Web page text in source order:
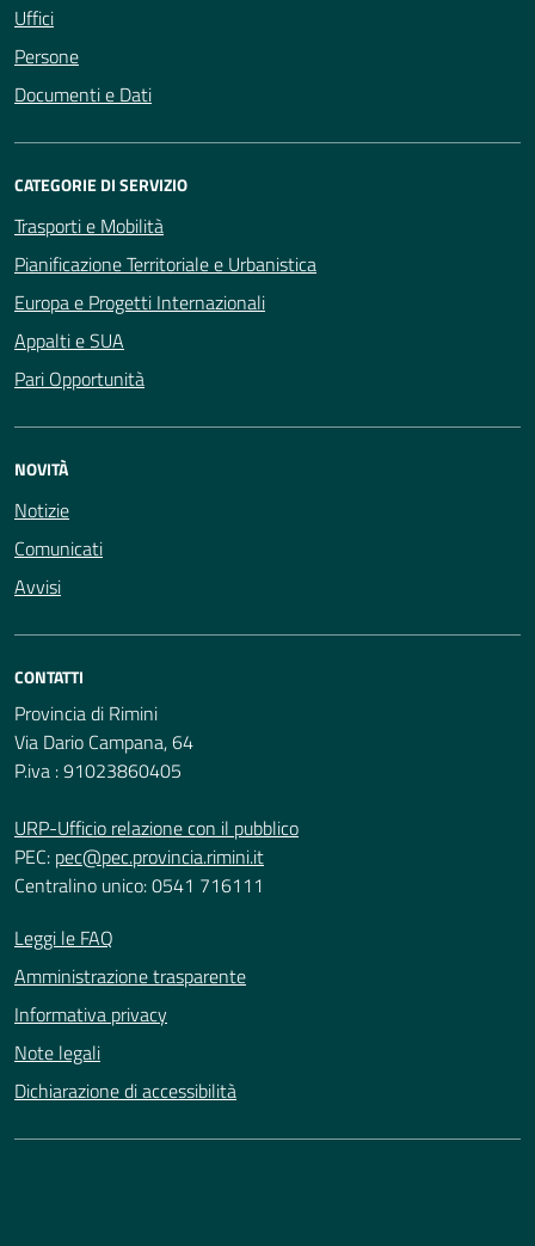
Uffici
Persone
Documenti e Dati
CATEGORIE DI SERVIZIO
Trasporti e Mobilità
Pianificazione Territoriale e Urbanistica
Europa e Progetti Internazionali
Appalti e SUA
Pari Opportunità
NOVITÀ
Notizie
Comunicati
Avvisi
CONTATTI
Provincia di Rimini
Via Dario Campana, 64
P.iva : 91023860405
URP-Ufficio relazione con il pubblico
PEC: pec@pec.provincia.rimini.it
Centralino unico: 0541 716111
Leggi le FAQ
Amministrazione trasparente
Informativa privacy
Note legali
Dichiarazione di accessibilità